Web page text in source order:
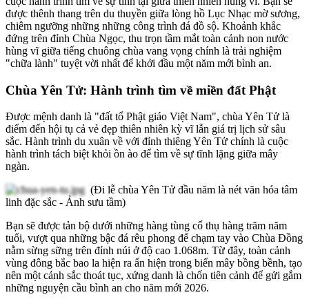
được thênh thang trên du thuyền giữa lòng hồ Lục Nhạc mờ sương,
chiêm ngưỡng những những công trình đá đồ sộ. Khoảnh khắc
đứng trên đỉnh Chùa Ngọc, thu trọn tầm mắt toàn cảnh non nước
hùng vĩ giữa tiếng chuông chùa vang vọng chính là trải nghiệm
"chữa lành" tuyệt vời nhất để khởi đầu một năm mới bình an.
Chùa Yên Tử: Hành trình tìm về miền đất Phật
Được mệnh danh là "đất tổ Phật giáo Việt Nam", chùa Yên Tử là
điểm đến hội tụ cả vẻ đẹp thiên nhiên kỳ vĩ lẫn giá trị lịch sử sâu
sắc. Hành trình du xuân về với đỉnh thiêng Yên Tử chính là cuộc
hành trình tách biệt khỏi ồn ào để tìm về sự tĩnh lặng giữa mây
ngàn.
(Đi lễ chùa Yên Tử đầu năm là nét văn hóa tâm
linh đặc sắc - Ảnh sưu tầm)
Bạn sẽ được tản bộ dưới những hàng tùng cổ thụ hàng trăm năm
tuổi, vượt qua những bậc đá rêu phong để chạm tay vào Chùa Đồng
nằm sừng sững trên đỉnh núi ở độ cao 1.068m. Từ đây, toàn cảnh
vùng đông bắc bao la hiện ra ẩn hiện trong biển mây bồng bềnh, tạo
nên một cảnh sắc thoát tục, xứng danh là chốn tiên cảnh để gửi gắm
những nguyện cầu bình an cho năm mới 2026.